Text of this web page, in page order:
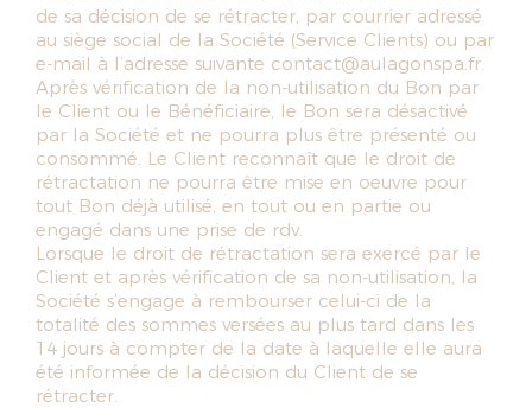
de sa décision de se rétracter, par courrier adressé
au siège social de la Société (Service Clients) ou par
e-mail à l’adresse suivante contact@aulagonspa.fr.
Après vérification de la non-utilisation du Bon par
le Client ou le Bénéficiaire, le Bon sera désactivé
par la Société et ne pourra plus être présenté ou
consommé. Le Client reconnaît que le droit de
rétractation ne pourra être mise en oeuvre pour
tout Bon déjà utilisé, en tout ou en partie ou
engagé dans une prise de rdv.
Lorsque le droit de rétractation sera exercé par le
Client et après vérification de sa non-utilisation, la
Société s’engage à rembourser celui-ci de la
totalité des sommes versées au plus tard dans les
14 jours à compter de la date à laquelle elle aura
été informée de la décision du Client de se
rétracter.